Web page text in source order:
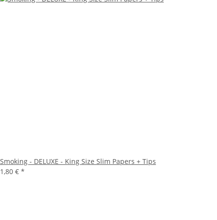
Smoking - DELUXE - King Size Slim Papers + Tips
1,80 € *